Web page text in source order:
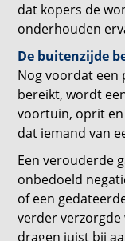
dat kopers de
onderhouden
De buitenzijde
Nog voordat
bereikt, wordt
voortuin, oprit en
dat iemand van
Een verouderde
onbedoeld
of een
verder
dragen juist bij